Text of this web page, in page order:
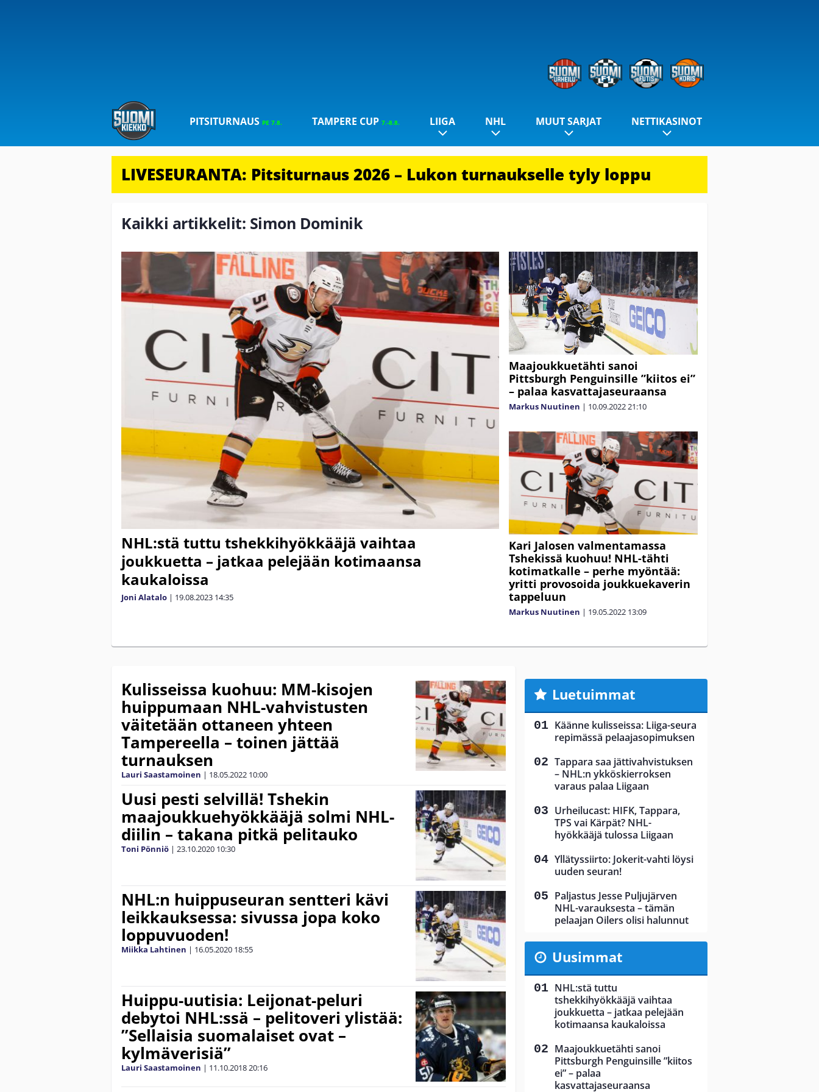
PITSITURNAUS PE 7.8. TAMPERE CUP 7.-8.8. LIIGA NHL MUUT SARJAT NETTIKASINOT
LIVESEURANTA: Pitsiturnaus 2026 – Lukon turnaukselle tyly loppu
Kaikki artikkelit: Simon Dominik
NHL:stä tuttu tshekkihyökkääjä vaihtaa
joukkuetta – jatkaa pelejään kotimaansa
kaukaloissa
Joni Alatalo | 19.08.2023 14:35
Maajoukkuetähti sanoi
Pittsburgh Penguinsille ”kiitos ei”
– palaa kasvattajaseuraansa
Markus Nuutinen | 10.09.202221:10
Kari Jalosen valmentamassa
Tshekissä kuohuu! NHL-tähti
kotimatkalle – perhe myöntää:
yritti provosoida joukkuekaverin
tappeluun
Markus Nuutinen | 19.05.2022 13:09
Kulisseissa kuohuu: MM-kisojen
huippumaan NHL-vahvistusten
väitetään ottaneen yhteen
Tampereella – toinen jättää
turnauksen
Lauri Saastamoinen | 18.05.2022 10:00
Uusi pesti selvillä! Tshekin
maajoukkuehyökkääjä solmi NHL-
diilin – takana pitkä pelitauko
Toni Pönniö | 23.10.2020 10:30
NHL:n huippuseuran sentteri kävi
leikkauksessa: sivussa jopa koko
loppuvuoden!
Miikka Lahtinen | 16.05.2020 18:55
Huippu-uutisia: Leijonat-peluri
debytoi NHL:ssä – pelitoveri ylistää:
”Sellaisia suomalaiset ovat –
kylmäverisiä”
Lauri Saastamoinen | 11.10.201820:16
Luetuimmat
Käänne kulisseissa: Liiga-seura
repimässä pelaajasopimuksen
Tappara saa jättivahvistuksen
– NHL:n ykköskierroksen
varaus palaa Liigaan
Urheilucast: HIFK, Tappara,
TPS vai Kärpät? NHL-
hyökkääjä tulossa Liigaan
Yllätyssiirto: Jokerit-vahti löysi
uuden seuran!
Paljastus Jesse Puljujärven
NHL-varauksesta – tämän
pelaajan Oilers olisi halunnut
Uusimmat
NHL:stä tuttu
tshekkihyökkääjä vaihtaa
joukkuetta – jatkaa pelejään
kotimaansa kaukaloissa
Maajoukkuetähti sanoi
Pittsburgh Penguinsille ”kiitos
ei” – palaa
kasvattajaseuraansa